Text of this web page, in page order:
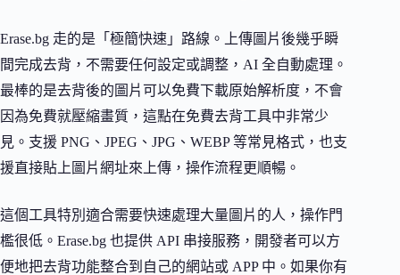
Erase.bg 走的是「極簡快速」路線。上傳圖片後幾乎瞬
間完成去背，不需要任何設定或調整，AI 全自動處理。
最棒的是去背後的圖片可以免費下載原始解析度，不會
因為免費就壓縮畫質，這點在免費去背工具中非常少
見。支援 PNG、JPEG、JPG、WEBP 等常見格式，也支
援直接貼上圖片網址來上傳，操作流程更順暢。
這個工具特別適合需要快速處理大量圖片的人，操作門
檻很低。Erase.bg 也提供 API 串接服務，開發者可以方
便地把去背功能整合到自己的網站或 APP 中。如果你有